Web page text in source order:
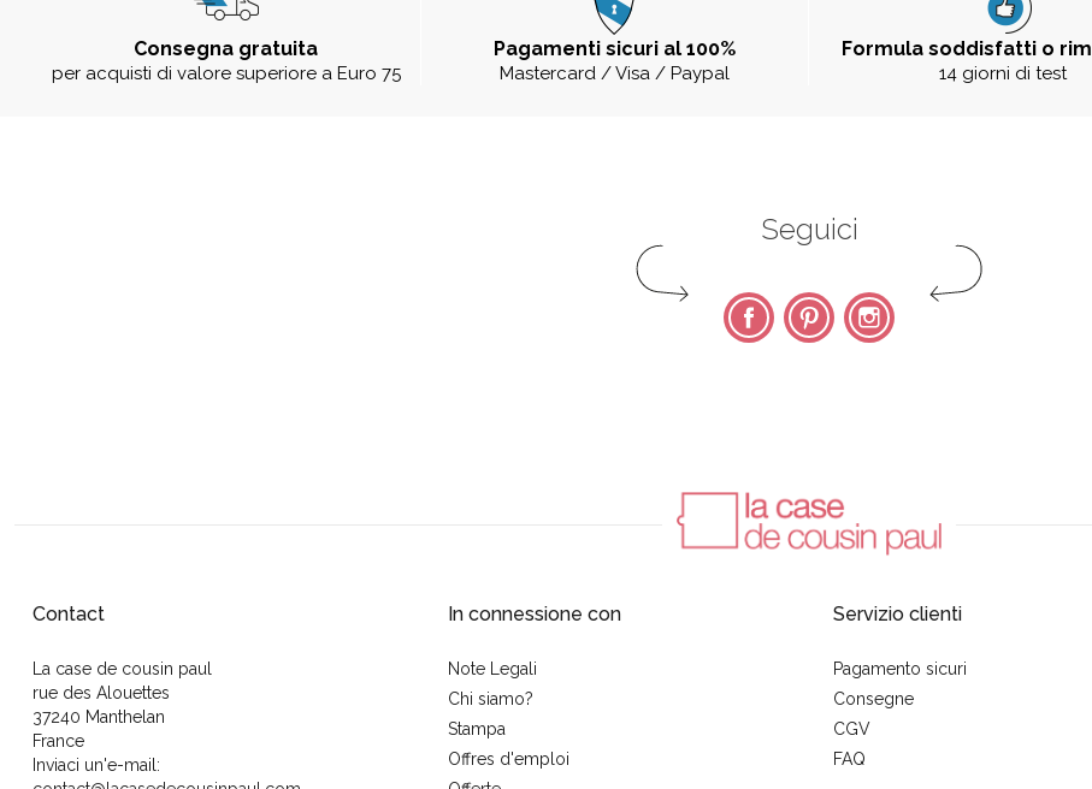
Consegna gratuita
per acquisti di valore superiore a Euro 75
Pagamenti sicuri al 100%
Mastercard / Visa / Paypal
Formula soddisfatti o
14 giorni di test
Seguici
FacebookPinterest Instagram
Contact
La case de cousin paul
rue des Alouettes
37240 Manthelan
France
Inviaci un'e-mail:
In connessione con
Note Legali
Chi siamo?
Stampa
Offres d'emploi
Servizio clienti
Pagamento sicuri
Consegne
CGV
FAQ